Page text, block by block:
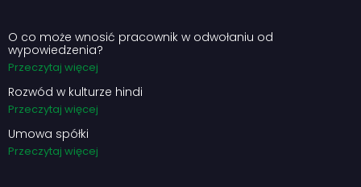
O co może wnosić pracownik w odwołaniu od
wypowiedzenia?
Przeczytaj więcej
Rozwód w kulturze hindi
Przeczytaj więcej
Umowa spółki
Przeczytaj więcej